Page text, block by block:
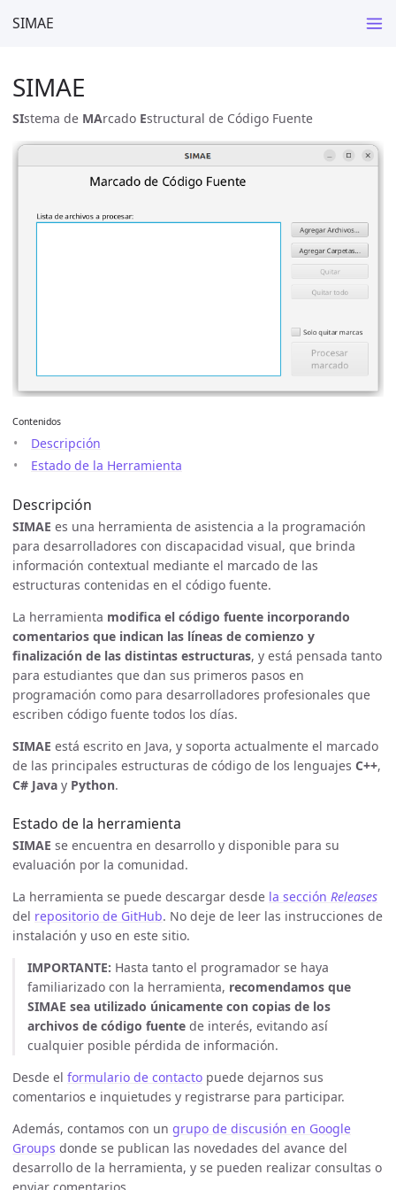
SIMAE
SIMAE
SIstema de MArcado Estructural de Código Fuente
Contenidos
Descripción
Estado de la Herramienta
Descripción
SIMAE es una herramienta de asistencia a la programación
para desarrolladores con discapacidad visual, que brinda
información contextual mediante el marcado de las
estructuras contenidas en el código fuente.
La herramienta modifica el código fuente incorporando
comentarios que indican las líneas de comienzo y
finalización de las distintas estructuras, y está pensada tanto
para estudiantes que dan sus primeros pasos en
programación como para desarrolladores profesionales que
escriben código fuente todos los días.
SIMAE está escrito en Java, y soporta actualmente el marcado
de las principales estructuras de código de los lenguajes C++,
C# Java y Python.
Estado de la herramienta
SIMAE se encuentra en desarrollo y disponible para su
evaluación por la comunidad.
La herramienta se puede descargar desde la sección Releases
del repositorio de GitHub. No deje de leer las instrucciones de
instalación y uso en este sitio.
IMPORTANTE: Hasta tanto el programador se haya
familiarizado con la herramienta, recomendamos que
SIMAE sea utilizado únicamente con copias de los
archivos de código fuente de interés, evitando así
cualquier posible pérdida de información.
Desde el formulario de contacto puede dejarnos sus
comentarios e inquietudes y registrarse para participar.
Además, contamos con un grupo de discusión en Google
Groups donde se publican las novedades del avance del
desarrollo de la herramienta, y se pueden realizar consultas o